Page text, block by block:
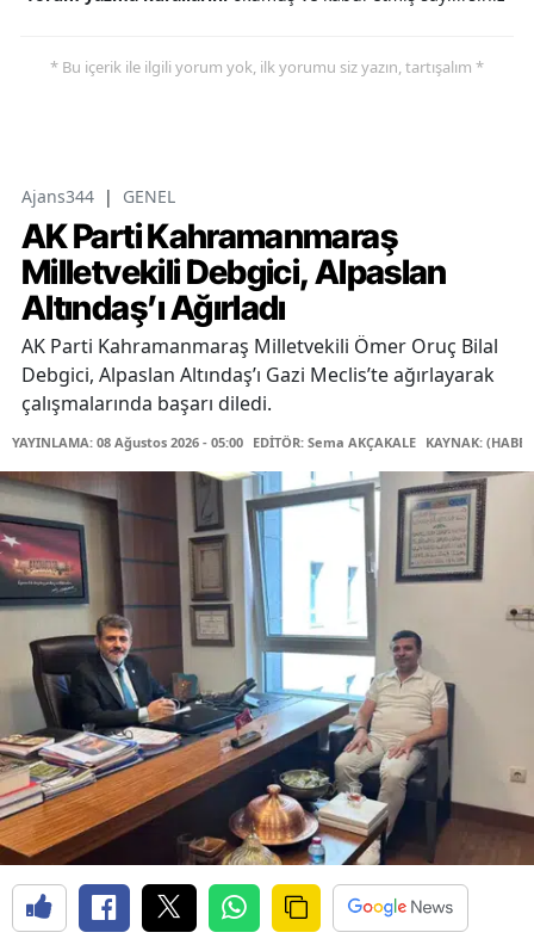
* Bu içerik ile ilgili yorum yok, ilk yorumu siz yazın, tartışalım *
Ajans344 | GENEL
AK Parti Kahramanmaraş
Milletvekili Debgici, Alpaslan
Altındaş’ı Ağırladı
AK Parti Kahramanmaraş Milletvekili Ömer Oruç Bilal
Debgici, Alpaslan Altındaş’ı Gazi Meclis’te ağırlayarak
çalışmalarında başarı diledi.
YAYINLAMA: 08 Ağustos 2026 - 05:00 EDİTÖR: Sema AKÇAKALE KAYNAK: